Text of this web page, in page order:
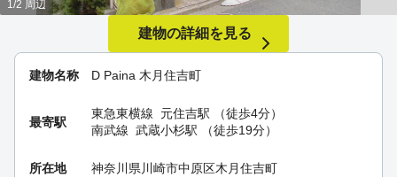
建物名称 D Paina 木月住吉町
最寄駅
東急東横線 元住吉駅 （徒歩4分）
南武線 武蔵小杉駅 （徒歩19分）
所在地 神奈川県川崎市中原区木月住吉町
1/2 周辺
建物の詳細を見る